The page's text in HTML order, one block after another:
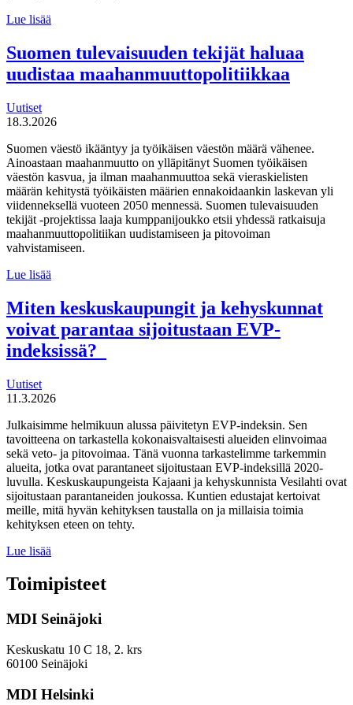
Lue lisää
liikuntaneuvontapalvelun
kirjaamisen,
lähettämisen
käytännöistä
Suomen tulevaisuuden tekijät haluaa
uudistaa maahanmuuttopolitiikkaa
Uutiset
18.3.2026
Suomen väestö ikääntyy ja työikäisen väestön määrä vähenee.
Ainoastaan maahanmuutto on ylläpitänyt Suomen työikäisen
väestön kasvua, ja ilman maahanmuuttoa sekä vieraskielisten
määrän kehitystä työikäisten määrien ennakoidaankin laskevan yli
viidenneksellä vuoteen 2050 mennessä. Suomen tulevaisuuden
tekijät -projektissa laaja kumppanijoukko etsii yhdessä ratkaisuja
maahanmuuttopolitiikan uudistamiseen ja pitovoiman
vahvistamiseen.
Lue lisää
tekijät haluaa
uudistaa
maahanmuuttopolitiikkaa
Miten keskuskaupungit ja kehyskunnat
voivat parantaa sijoitustaan EVP-
indeksissä?
Uutiset
11.3.2026
Julkaisimme helmikuun alussa päivitetyn EVP-indeksin. Sen
tavoitteena on tarkastella kokonaisvaltaisesti alueiden elinvoimaa
sekä veto- ja pitovoimaa. Tänä vuonna tarkastelimme tarkemmin
alueita, jotka ovat parantaneet sijoitustaan EVP-indeksillä 2020-
luvulla. Keskuskaupungeista Kajaani ja kehyskunnista Vesilahti ovat
sijoitustaan parantaneiden joukossa. Kuntien edustajat kertoivat
meille, mitä hyvän kehityksen taustalla on ja millaisia toimia
kehityksen eteen on tehty.
Lue lisää
ja
kehyskunnat
parantaa
EVP-
indeksissä?
Toimipisteet
MDI Seinäjoki
Keskuskatu 10 C 18, 2. krs
60100 Seinäjoki
MDI Helsinki